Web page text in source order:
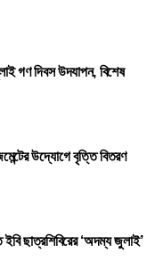
গণ দিবস উদযাপন, বিশেষ
উদ্যোগে বৃত্তি বিতরণ
ইবি ছাত্রশিবিরের ‘অদম্য জুলাই’